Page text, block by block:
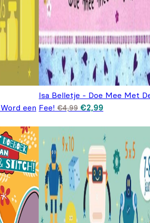
een
prijs was: €9,99.
prijs is: €7,99.
Isa Belletje - Doe Mee Met
Fee! €4,99 Oorspronkelijke
prijs was: €4,99.
€2,99Huidige
prijs is: